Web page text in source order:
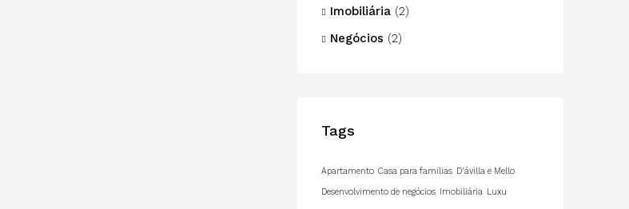
Imobiliária (2)
Negócios (2)
Tags
Apartamento Casa para famílias D'ávilla e Mello
Desenvolvimento de negócios Imobiliária Luxu